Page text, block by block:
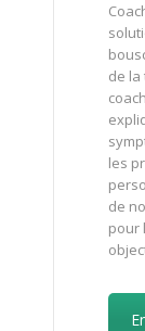
de la
les
de
pour